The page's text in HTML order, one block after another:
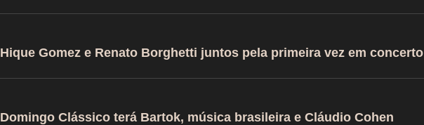
Hique Gomez e Renato Borghetti juntos pela primeira vez em concerto
Domingo Clássico terá Bartok, música brasileira e Cláudio Cohen